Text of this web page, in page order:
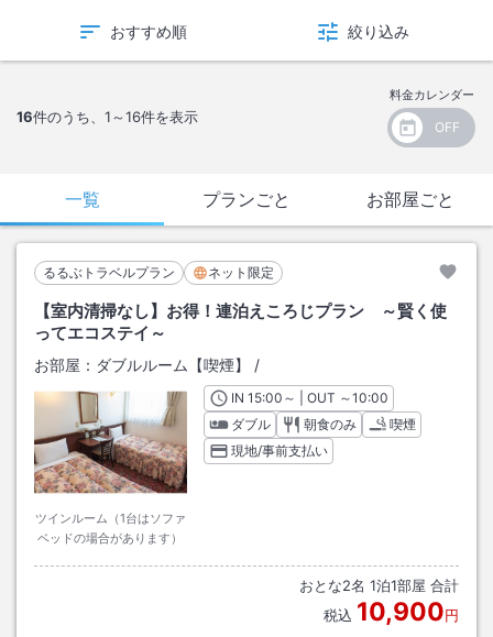
おすすめ順 絞り込み
16件のうち、 1～16件を表示
料金カレンダー
一覧 プランごと お部屋ごと
るるぶトラベルプラン ネット限定
【室内清掃なし】お得！連泊えころじプラン ～賢く使
ってエコステイ～
お部屋： ダブルルーム【喫煙】 /
ツインルーム（1台はソファ
ベッドの場合があります）
INチェックイン
15:00 ～ | OUT チェックアウト
～10:00
ダブル
朝食のみ
喫煙
現地/事前支払い
おとな2名 1泊1部屋 合計
税込 10,900円